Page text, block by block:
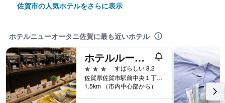
佐賀市の人気ホテルをさらに表示
ホテルニューオータニ佐賀に最も近いホテル
ホテルルートイン佐賀駅前
3つ星
すばらしい 8.2
佐賀県佐賀市駅前中央１丁目９番５０号
1.5km （市内中心部から）